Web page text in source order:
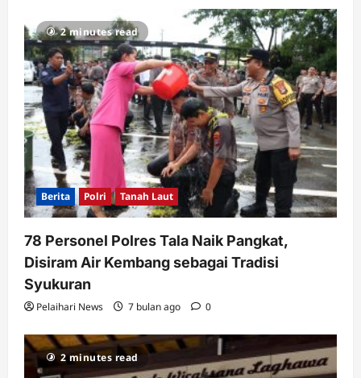
2 minutes read
Berita Polri Tanah Laut
78 Personel Polres Tala Naik Pangkat,
Disiram Air Kembang sebagai Tradisi
Syukuran
Pelaihari News 7 bulan ago 0
2 minutes read